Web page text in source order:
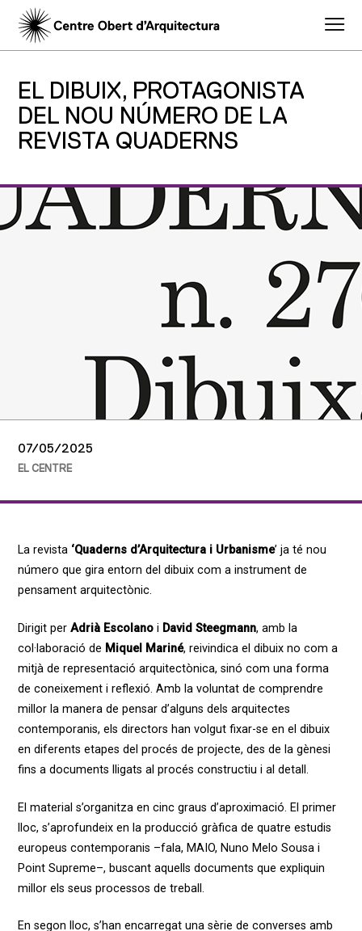
EL DIBUIX, PROTAGONISTA
DEL NOU NÚMERO DE LA
REVISTA QUADERNS
07/05/2025
EL CENTRE
La revista ‘Quaderns d’Arquitectura i Urbanisme’ ja té nou
número que gira entorn del dibuix com a instrument de
pensament arquitectònic.
Dirigit per Adrià Escolanoi David Steegmann, amb la
col·laboració de Miquel Mariné, reivindica el dibuix no com a
mitjà de representació arquitectònica, sinó com una forma
de coneixement i reflexió. Amb la voluntat de comprendre
millor la manera de pensar d’alguns dels arquitectes
contemporanis, els directors han volgut fixar-se en el dibuix
en diferents etapes del procés de projecte, des de la gènesi
fins a documents lligats al procés constructiu i al detall.
El material s’organitza en cinc graus d’aproximació. El primer
lloc, s’aprofundeix en la producció gràfica de quatre estudis
europeus contemporanis –fala, MAIO, Nuno Melo Sousa i
Point Supreme–, buscant aquells documents que expli­quin
millor els seus processos de treball.
En segon lloc, s’han encarregat una sèrie de converses amb